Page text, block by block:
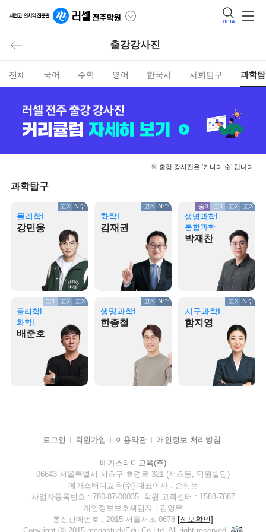
BETA
출강강사진
전체 국어 수학 영어 한국사 사회탐구 과학
※ 출강 강사진은 ‘가나다 순’ 입니다.
과학탐구
물리학I
강민웅
고3 N수
화학I
김재권
고3 N수
생명과학I
통합과학
박재찬
중3 고1 고2 고3
물리학I
화학I
배준호
고1 고2 고3
생명과학I
한종철
고3 N수
지구과학I
함지영
고3 N수
로그인 회원가입 이용약관 개인정보 처리방침
메가스터디교육(주)
06643 서울특별시 서초구 효령로 321 (서초동, 덕원빌딩)
메가스터디교육(주) 대표이사 : 손성은
사업자등록번호 : 780-87-00035│학원 고객센터 : 1588-7887
개인정보보호책임자 : 김영무
통신판매번호 : 2015-서울서초-0678 [정보확인]